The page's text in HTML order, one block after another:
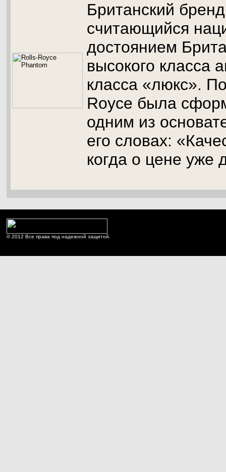
Британский
считающийся
достоянием
высокого класса
класса «люкс».
Royce была
одним из
его словах:
когда о цене уже
© 2012 Все права под надежной защитой.